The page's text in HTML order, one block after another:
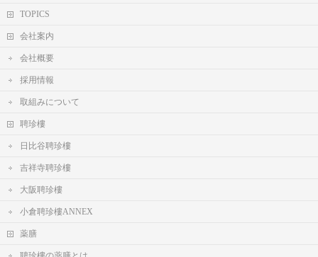
TOPICS
会社案内
会社概要
採用情報
取組みについて
聘珍樓
日比谷聘珍樓
吉祥寺聘珍樓
大阪聘珍樓
小倉聘珍樓ANNEX
薬膳